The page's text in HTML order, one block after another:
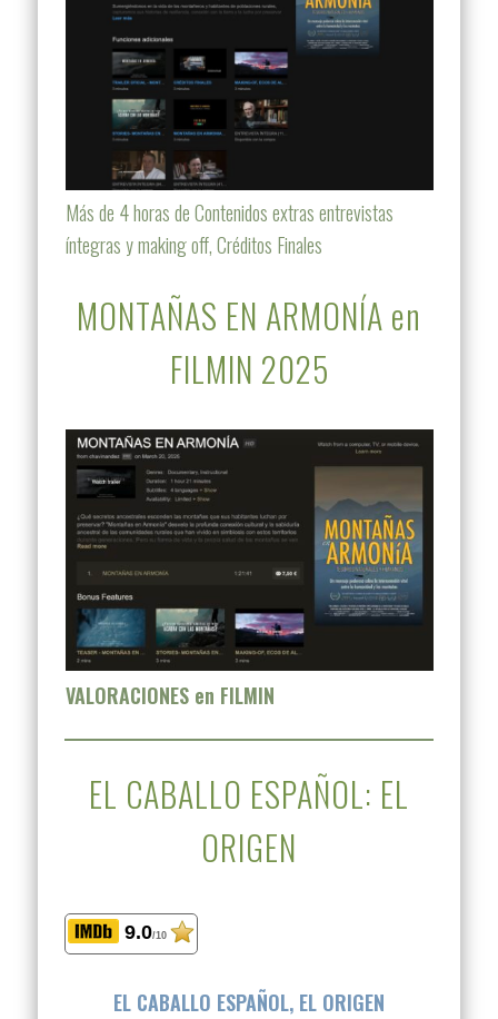
Más de 4 horas de Contenidos extras entrevistas
íntegras y making off, Créditos Finales
MONTAÑAS EN ARMONÍA en
FILMIN 2025
VALORACIONES en FILMIN
EL CABALLO ESPAÑOL: EL
ORIGEN
9.0/10
EL CABALLO ESPAÑOL, EL ORIGEN